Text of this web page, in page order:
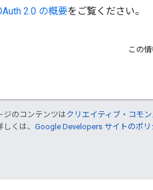
2.0 の概要をご覧ください。
この
ジのコンテンツはクリエイティブ・コモ
くは、 Google Developers サイトのポリ